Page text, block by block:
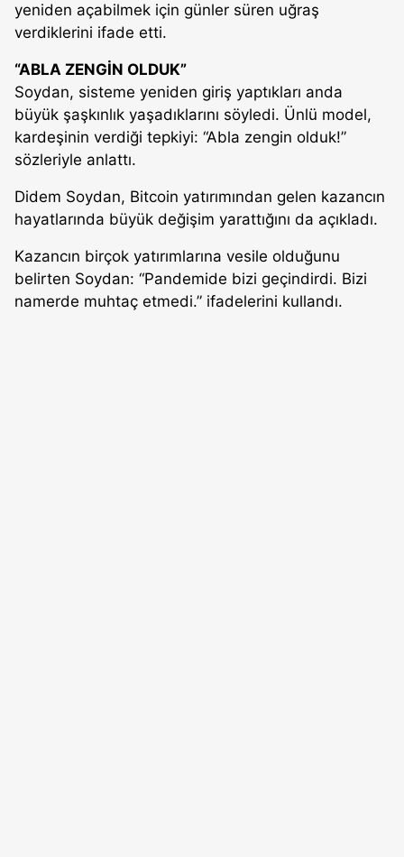
yeniden açabilmek için günler süren uğraş
verdiklerini ifade etti.
“ABLA ZENGİN OLDUK”
Soydan, sisteme yeniden giriş yaptıkları anda
büyük şaşkınlık yaşadıklarını söyledi. Ünlü model,
kardeşinin verdiği tepkiyi: “Abla zengin olduk!”
sözleriyle anlattı.
Didem Soydan, Bitcoin yatırımından gelen kazancın
hayatlarında büyük değişim yarattığını da açıkladı.
Kazancın birçok yatırımlarına vesile olduğunu
belirten Soydan: “Pandemide bizi geçindirdi. Bizi
namerde muhtaç etmedi.” ifadelerini kullandı.